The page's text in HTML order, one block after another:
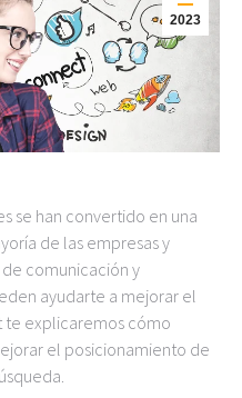
2023
se han convertido en una
de las empresas y
de comunicación y
ayudarte a mejorar el
te explicaremos cómo
el posicionamiento de